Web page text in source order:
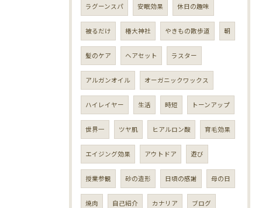
ラグーンスパ 安眠効果 休日の趣味
被るだけ 椿大神社 やきもの散歩道 朝
髪のケア ヘアセット ラスター
アルガンオイル オーガニックワックス
ハイレイヤー 生活 時短 トーンアップ
世界一 ツヤ肌 ヒアルロン酸 育毛効果
エイジング効果 アウトドア 遊び
授業参観 砂の造形 日頃の感謝 母の日
焼肉 自己紹介 カナリア ブログ